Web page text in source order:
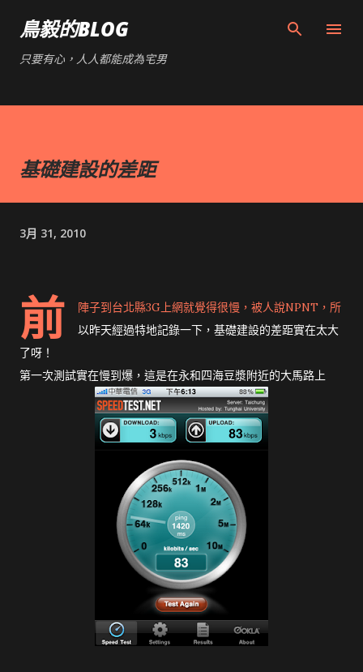
鳥毅的BLOG
只要有心，人人都能成為宅男
基礎建設的差距
3月 31, 2010
前
陣子到台北縣3G上網就覺得很慢，被人說NPNT，所
以昨天經過特地記錄一下，基礎建設的差距實在太大
了呀！
第一次測試實在慢到爆，這是在永和四海豆漿附近的大馬路上